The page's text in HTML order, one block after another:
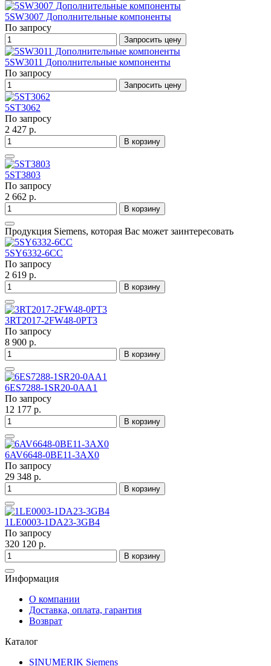
5SW3007 Дополнительные компоненты
По запросу
Запросить цену
5SW3011 Дополнительные компоненты
По запросу
Запросить цену
5ST3062
По запросу
2 427 р.
В корзину
5ST3803
По запросу
2 662 р.
В корзину
Продукция Siemens, которая Вас может заинтересовать
5SY6332-6CC
По запросу
2 619 р.
В корзину
3RT2017-2FW48-0PT3
По запросу
8 900 р.
В корзину
6ES7288-1SR20-0AA1
По запросу
12 177 р.
В корзину
6AV6648-0BE11-3AX0
По запросу
29 348 р.
В корзину
1LE0003-1DA23-3GB4
По запросу
320 120 р.
В корзину
Информация
О компании
Доставка, оплата, гарантия
Возврат
Каталог
SINUMERIK Siemens